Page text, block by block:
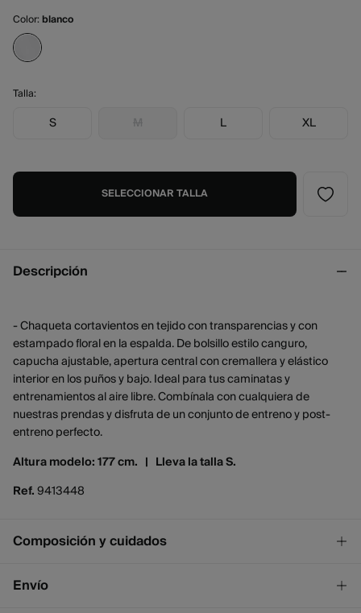
Color: blanco
Talla:
S M L XL
SELECCIONAR TALLA
Descripción
- Chaqueta cortavientos en tejido con transparencias y con
estampado floral en la espalda. De bolsillo estilo canguro,
capucha ajustable, apertura central con cremallera y elástico
interior en los puños y bajo. Ideal para tus caminatas y
entrenamientos al aire libre. Combínala con cualquiera de
nuestras prendas y disfruta de un conjunto de entreno y post-
entreno perfecto.
Altura modelo: 177 cm. | Lleva la talla S.
Ref.9413448
Composición y cuidados
Composición
Envío